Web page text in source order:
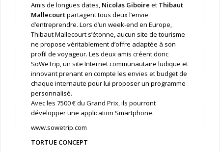
Amis de longues dates, Nicolas Giboire et Thibaut
Mallecourtpartagent tous deux l’envie
d’entreprendre. Lors d’un week-end en Europe,
Thibaut Mallecourt s’étonne, aucun site de tourisme
ne propose véritablement d’offre adaptée à son
profil de voyageur. Les deux amis créent donc
SoWeTrip, un site Internet communautaire ludique et
innovant prenant en compte les envies et budget de
chaque internaute pour lui proposer un programme
personnalisé.
Avec les 7500 € du Grand Prix, ils pourront
développer une application Smartphone.
www.sowetrip.com
TORTUE CONCEPT